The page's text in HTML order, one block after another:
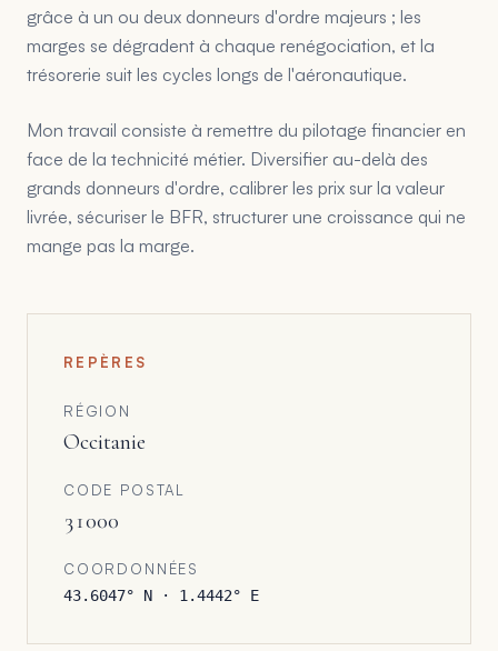
grâce à un ou deux donneurs d'ordre majeurs ; les
marges se dégradent à chaque renégociation, et la
trésorerie suit les cycles longs de l'aéronautique.
Mon travail consiste à remettre du pilotage financier en
face de la technicité métier. Diversifier au-delà des
grands donneurs d'ordre, calibrer les prix sur la valeur
livrée, sécuriser le BFR, structurer une croissance qui ne
mange pas la marge.
REPÈRES
RÉGION
Occitanie
CODE POSTAL
31000
COORDONNÉES
43.6047° N · 1.4442° E